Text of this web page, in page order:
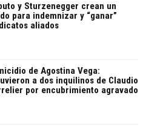
y Sturzenegger crean un
para indemnizar y “ganar”
aliados
de Agostina Vega:
a dos inquilinos de Claudio
por encubrimiento agravado